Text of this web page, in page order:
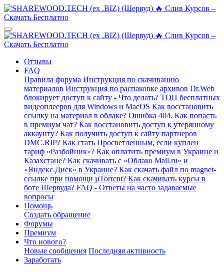
Отзывы
FAQ
Правила форума Инструкция по скачиванию
материалов Инструкция по распаковке архивов Dr.Web
блокирует доступ к сайту - Что делать? ТОП бесплатных
видеоплееров для Windows и MacOS Как восстановить
ссылку на материал в облаке? Ошибка 404. Как попасть
в премиум чат? Как восстановить доступ к утерянному
аккаунту? Как получить доступ к сайту партнеров
DMC.RIP? Как стать Просветленным, если куплен
тариф «Разбойник»? Как оплатить премиум в Украине и
Казахстане? Как скачивать с «Облако Mail.ru» и
«Яндекс.Диск» в Украине? Как скачать файл по magnet-
ссылке при помощи µTorrent? Как скачивать курсы в
боте Шервуда? FAQ - Ответы на часто задаваемые
вопросы
Помощь
Создать обращение
Форумы
Премиум
Что нового?
Новые сообщения Последняя активность
Заработать